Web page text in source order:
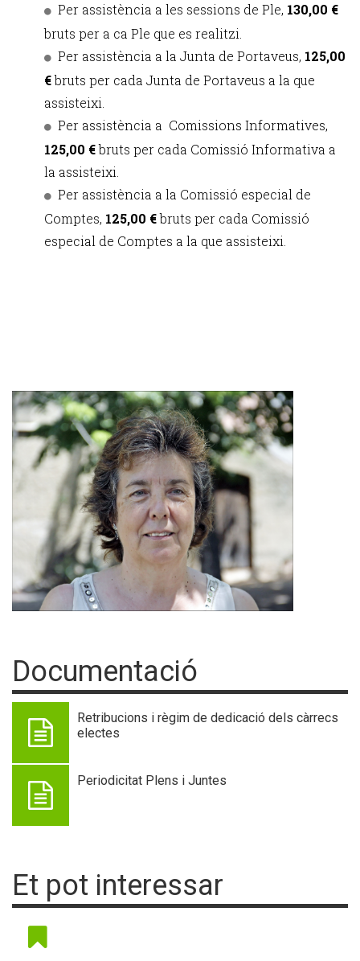
Per assistència a les sessions de Ple, 130,00 €
bruts per a ca Ple que es realitzi.
Per assistència a la Junta de Portaveus, 125,00
€bruts per cada Junta de Portaveus a la que
assisteixi.
Per assistència a Comissions Informatives,
125,00 €bruts per cada Comissió Informativa a
la assisteixi.
Per assistència a la Comissió especial de
Comptes, 125,00 €bruts per cada Comissió
especial de Comptes a la que assisteixi.
Documentació
Retribucions i règim de dedicació dels càrrecs
electes
Periodicitat Plens i Juntes
Et pot interessar